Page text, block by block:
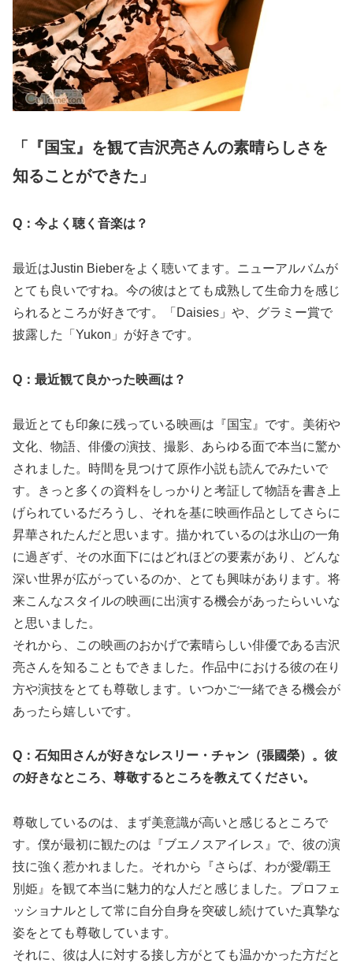
「『国宝』を観て吉沢亮さんの素晴らしさを
知ることができた」
Q：今よく聴く音楽は？
最近はJustin Bieberをよく聴いてます。ニューアルバムが
とても良いですね。今の彼はとても成熟して生命力を感じ
られるところが好きです。「Daisies」や、グラミー賞で
披露した「Yukon」が好きです。
Q：最近観て良かった映画は？
最近とても印象に残っている映画は『国宝』です。美術や
文化、物語、俳優の演技、撮影、あらゆる面で本当に驚か
されました。時間を見つけて原作小説も読んでみたいで
す。きっと多くの資料をしっかりと考証して物語を書き上
げられているだろうし、それを基に映画作品としてさらに
昇華されたんだと思います。描かれているのは氷山の一角
に過ぎず、その水面下にはどれほどの要素があり、どんな
深い世界が広がっているのか、とても興味があります。将
来こんなスタイルの映画に出演する機会があったらいいな
と思いました。
それから、この映画のおかげで素晴らしい俳優である吉沢
亮さんを知ることもできました。作品中における彼の在り
方や演技をとても尊敬します。いつかご一緒できる機会が
あったら嬉しいです。
Q：石知田さんが好きなレスリー・チャン（張國榮）。彼
の好きなところ、尊敬するところを教えてください。
尊敬しているのは、まず美意識が高いと感じるところで
す。僕が最初に観たのは『ブエノスアイレス』で、彼の演
技に強く惹かれました。それから『さらば、わが愛/覇王
別姫』を観て本当に魅力的な人だと感じました。プロフェ
ッショナルとして常に自分自身を突破し続けていた真摯な
姿をとても尊敬しています。
それに、彼は人に対する接し方がとても温かかった方だと